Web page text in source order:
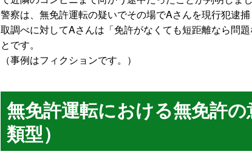
警察は、無免許運転の疑いでその場でAさんを現行犯逮捕
取調べに対してAさんは「免許がなくても短距離なら問
とです。
（事例はフィクションです。）
無免許運転における無免許
類型）